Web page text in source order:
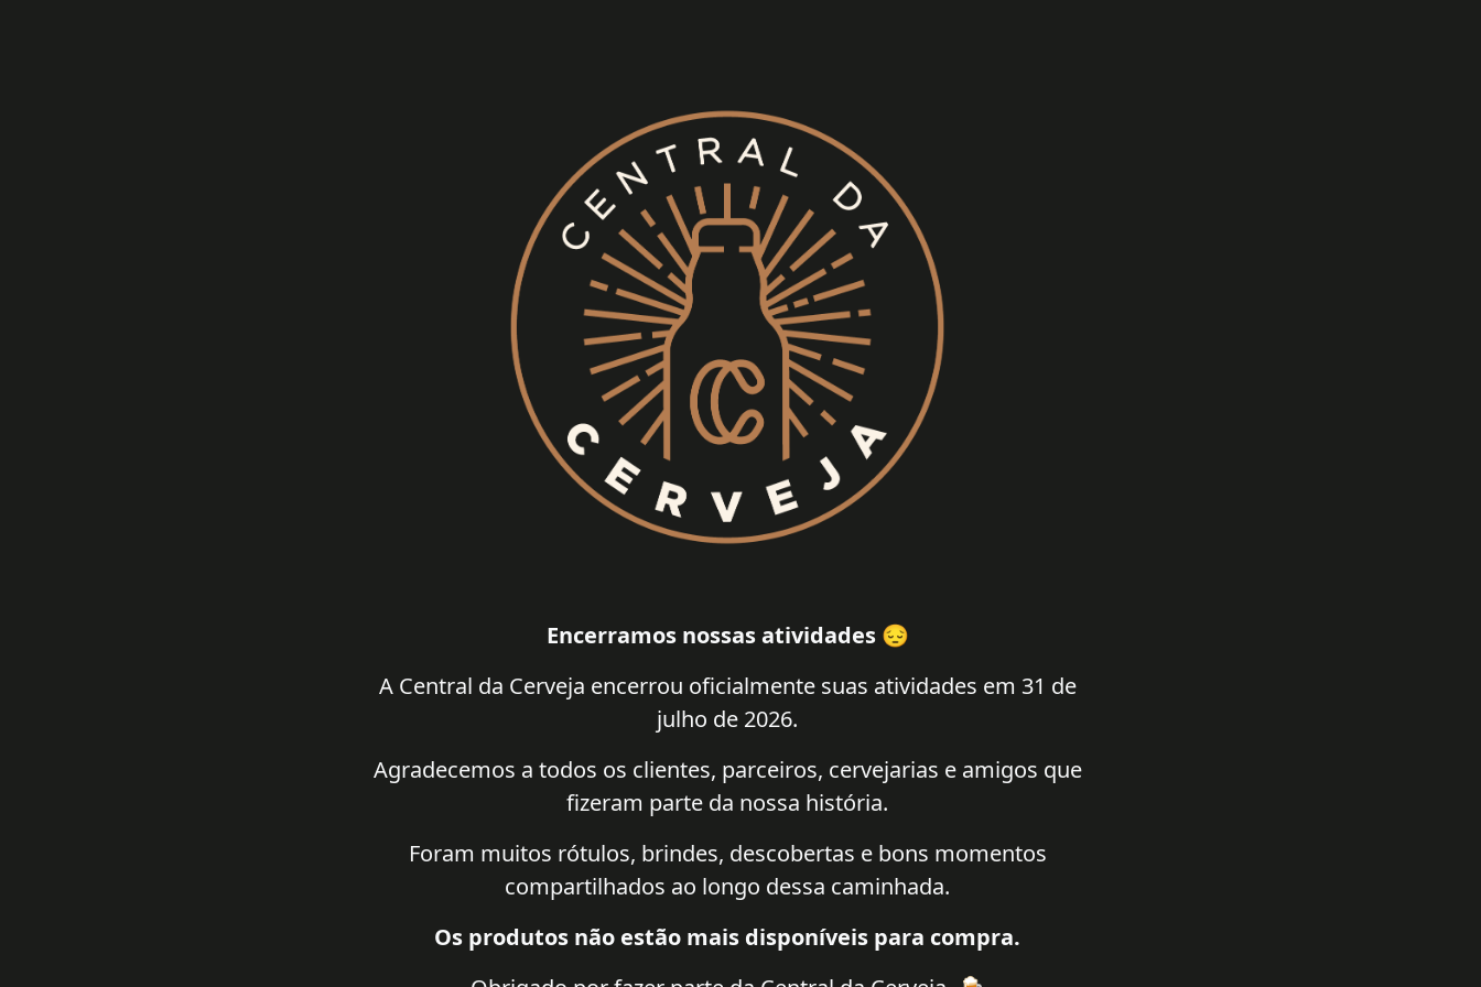
Encerramos nossas atividades 😔
A Central da Cerveja encerrou oficialmente suas atividades em 31 de
julho de 2026.
Agradecemos a todos os clientes, parceiros, cervejarias e amigos que
fizeram parte da nossa história.
Foram muitos rótulos, brindes, descobertas e bons momentos
compartilhados ao longo dessa caminhada.
Os produtos não estão mais disponíveis para compra.